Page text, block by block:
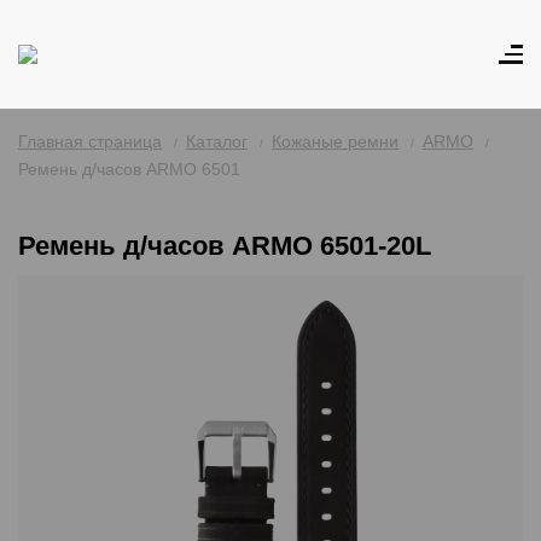
Главная страница Каталог Кожаные ремни
ARMO
Ремень д/часов ARMO 6501
Ремень д/часов ARMO 6501-20L